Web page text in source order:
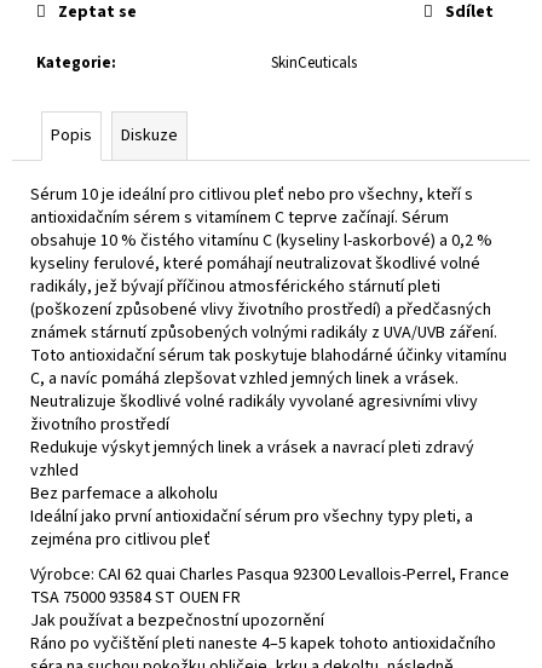
Kategorie: SkinCeuticals
Zeptat se Sdílet
Popis Diskuze
Sérum 10 je ideální pro citlivou pleť nebo pro všechny, kteří s
antioxidačním sérem s vitamínem C teprve začínají. Sérum
obsahuje 10 % čistého vitamínu C (kyseliny l-askorbové) a 0,2 %
kyseliny ferulové, které pomáhají neutralizovat škodlivé volné
radikály, jež bývají příčinou atmosférického stárnutí pleti
(poškození způsobené vlivy životního prostředí) a předčasných
známek stárnutí způsobených volnými radikály z UVA/UVB záření.
Toto antioxidační sérum tak poskytuje blahodárné účinky vitamínu
C, a navíc pomáhá zlepšovat vzhled jemných linek a vrásek.
Neutralizuje škodlivé volné radikály vyvolané agresivními vlivy
životního prostředí
Redukuje výskyt jemných linek a vrásek a navrací pleti zdravý
vzhled
Bez parfemace a alkoholu
Ideální jako první antioxidační sérum pro všechny typy pleti, a
zejména pro citlivou pleť
Výrobce: CAI 62 quai Charles Pasqua 92300 Levallois-Perrel, France
TSA 75000 93584 ST OUEN FR
Jak používat a bezpečnostní upozornění
Ráno po vyčištění pleti naneste 4–5 kapek tohoto antioxidačního
p
o
u
e
m
e
A.G.E.
INTERRUPTER
ADVANCED
4
700
Kč